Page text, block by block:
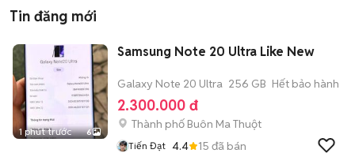
Tin đăng mới
1 phút trước 6
Samsung Note 20 Ultra Like New
Galaxy Note 20 Ultra 256 GB Hết bảo hành
2.300.000 đ
Thành phố Buôn Ma Thuột
Tiến Đạt 4.4 15 đã bán